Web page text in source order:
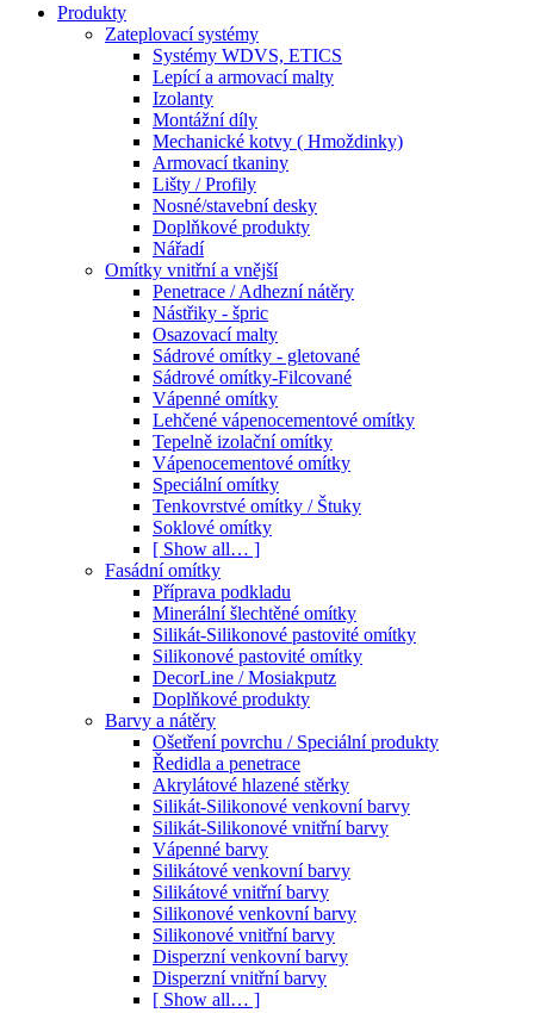
Produkty
Zateplovací systémy
Systémy WDVS, ETICS
Lepící a armovací malty
Izolanty
Montážní díly
Mechanické kotvy ( Hmoždinky)
Armovací tkaniny
Lišty / Profily
Nosné/stavební desky
Doplňkové produkty
Nářadí
Omítky vnitřní a vnější
Penetrace / Adhezní nátěry
Nástřiky - špric
Osazovací malty
Sádrové omítky - gletované
Sádrové omítky-Filcované
Vápenné omítky
Lehčené vápenocementové omítky
Tepelně izolační omítky
Vápenocementové omítky
Speciální omítky
Tenkovrstvé omítky / Štuky
Soklové omítky
[ Show all… ]
Fasádní omítky
Příprava podkladu
Minerální šlechtěné omítky
Silikát-Silikonové pastovité omítky
Silikonové pastovité omítky
DecorLine / Mosiakputz
Doplňkové produkty
Barvy a nátěry
Ošetření povrchu / Speciální produkty
Ředidla a penetrace
Akrylátové hlazené stěrky
Silikát-Silikonové venkovní barvy
Silikát-Silikonové vnitřní barvy
Vápenné barvy
Silikátové venkovní barvy
Silikátové vnitřní barvy
Silikonové venkovní barvy
Silikonové vnitřní barvy
Disperzní venkovní barvy
Disperzní vnitřní barvy
[ Show all… ]